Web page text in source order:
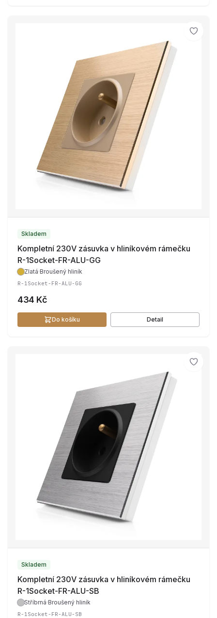
Skladem
Kompletní 230V zásuvka v hliníkovém rámečku
R-1Socket-FR-ALU-GG
Zlatá·Broušený hliník
R-1Socket-FR-ALU-GG
434 Kč
Do košíku Detail
Skladem
Kompletní 230V zásuvka v hliníkovém rámečku
R-1Socket-FR-ALU-SB
Stříbrná·Broušený hliník
R-1Socket-FR-ALU-SB